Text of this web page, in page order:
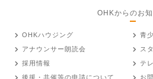
OHKからのお
OHKハウジング
青
アナウンサー朗読会
ス
採用情報
テ
後援・共催等の申請について
お